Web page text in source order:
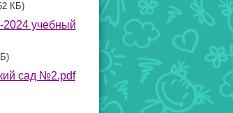
КБ)
учебный
сад №2.pdf